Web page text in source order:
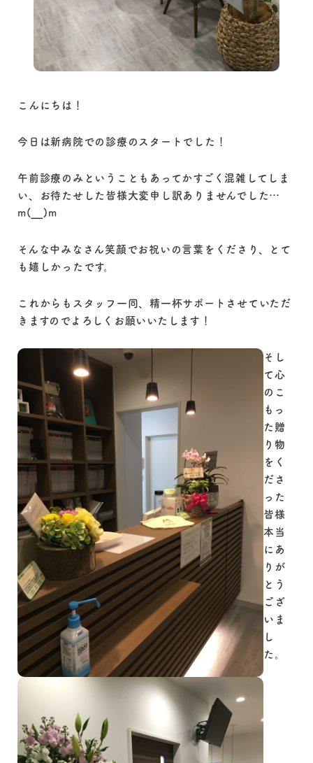
こんにちは！
今日は新病院での診療のスタートでした！
午前診療のみということもあってかすごく混雑してしま
い、お待たせした皆様大変申し訳ありませんでした…
m(__)m
そんな中みなさん笑顔でお祝いの言葉をくださり、とて
も嬉しかったです。
これからもスタッフ一同、精一杯サポートさせていただ
きますのでよろしくお願いいたします！
そし
て心
のこ
もっ
た贈
り物
をく
ださ
った
皆様
本当
にあ
りが
とう
ござ
いま
し
た。